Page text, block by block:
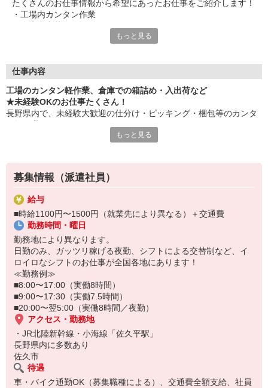
たくさんのお仕事情報から希望にあったお仕事をご紹介します！
・工場内カンタン作業
≪性別問わずご活躍中！≫
車通勤・バイク通勤OKも多数あり！「交通費支給OK！」
自宅から通いやすいお仕事お探しの方もぜひご登録下さい☆
勤務実績に応じて給与の一部を給料日前にお支払いOK
※原則月払いでの給与支払です。
＜あんしん資格取得制度＞
就業中の方にはフォークリフト・クレーン・玉掛け・溶接の資格
取得を全力サポート！講習料・受験料を全額当社負担します。
もっと見る
仕事内容
工場のカンタン軽作業、倉庫での箱詰め・入出荷など
★未経験OKのお仕事たくさん！
長野県内で、未経験大歓迎の仕分け・ピッキング・梱包等のカンタ
もっと見る
募集情報（派遣社員）
給与
■時給1100円〜1500円（就業先により異なる）＋交通費
勤務時間・曜日
勤務地により異なります。
日勤のみ、ガッツリ稼げる夜勤、シフトによる交替制など、イ
ロイロなシフトのお仕事が全国各地にあります！
≪勤務例≫
■8:00〜17:00（実働8時間）
■9:00〜17:30（実働7.5時間）
■20:00〜翌5:00（実働8時間／夜勤）
アクセス・勤務地
・JR北陸新幹線・小海線「佐久平駅」
長野県内に多数あり
佐久市
待遇
車・バイク通勤OK（募集職種による）、交通費全額支給、社員